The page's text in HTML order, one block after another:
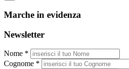
Marche in evidenza
Newsletter
Nome *
Cognome *